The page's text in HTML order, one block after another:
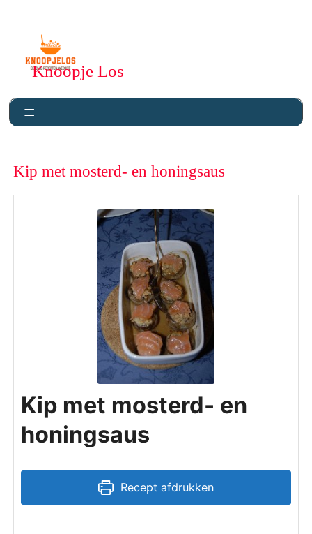
Knoopje Los
Kip met mosterd- en honingsaus
Kip met mosterd- en
honingsaus
Recept afdrukken